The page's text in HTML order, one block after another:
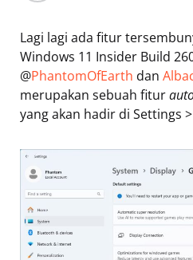
Lagi lagi ada fitur
Windows 11 Insider Build
@PhantomOfEarth dan
merupakan sebuah fitur
yang akan hadir di Settings